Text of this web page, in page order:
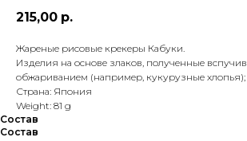
215,00 р.
Жареные рисовые крекеры Кабуки.
Изделия на основе злаков, полученные
обжариванием (например, кукурузные хлопья);
Страна: Япония
Weight: 81 g
Состав
Состав